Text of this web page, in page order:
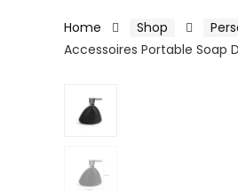
Home Shop
Accessoires Portable Soap